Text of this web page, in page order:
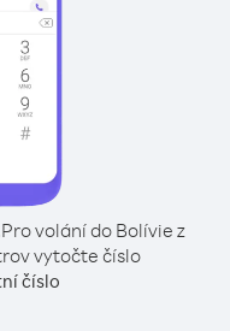
Pro volání do Bolívie z
vytočte číslo
číslo